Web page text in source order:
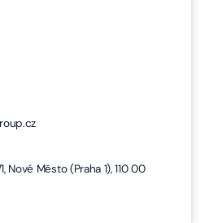
Nové Město (Praha 1), 110 00